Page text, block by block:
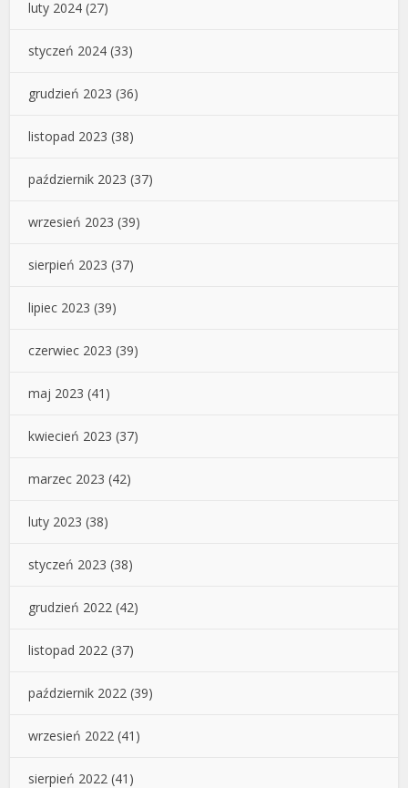
luty 2024 (27)
styczeń 2024 (33)
grudzień 2023 (36)
listopad 2023 (38)
październik 2023 (37)
wrzesień 2023 (39)
sierpień 2023 (37)
lipiec 2023 (39)
czerwiec 2023 (39)
maj 2023 (41)
kwiecień 2023 (37)
marzec 2023 (42)
luty 2023 (38)
styczeń 2023 (38)
grudzień 2022 (42)
listopad 2022 (37)
październik 2022 (39)
wrzesień 2022 (41)
sierpień 2022 (41)